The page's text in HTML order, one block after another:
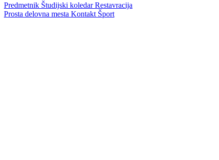
Predmetnik Študijski koledarRestavracija
Prosta delovna mesta Kontakt Šport